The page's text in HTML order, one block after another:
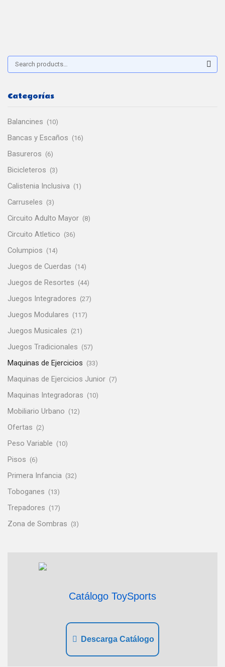
Buscar:
Categorías
Balancines (10)
Bancas y Escaños (16)
Basureros (6)
Bicicleteros (3)
Calistenia Inclusiva (1)
Carruseles (3)
Circuito Adulto Mayor (8)
Circuito Atletico (36)
Columpios (14)
Juegos de Cuerdas (14)
Juegos de Resortes (44)
Juegos Integradores (27)
Juegos Modulares (117)
Juegos Musicales (21)
Juegos Tradicionales (57)
Maquinas de Ejercicios (33)
Maquinas de Ejercicios Junior (7)
Maquinas Integradoras (10)
Mobiliario Urbano (12)
Ofertas (2)
Peso Variable (10)
Pisos (6)
Primera Infancia (32)
Toboganes (13)
Trepadores (17)
Zona de Sombras (3)
Catálogo ToySports
Descarga Catálogo